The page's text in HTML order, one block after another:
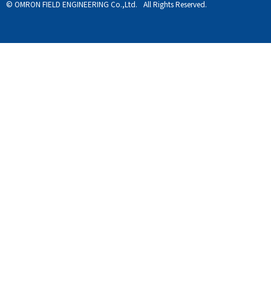
© OMRON FIELD ENGINEERING Co.,Ltd. All Rights Reserved.